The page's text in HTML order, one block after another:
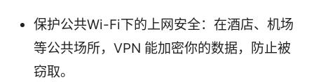
保护公共Wi-Fi下的上网安全：在酒店、机场
等公共场所，VPN 能加密你的数据，防止被
窃取。